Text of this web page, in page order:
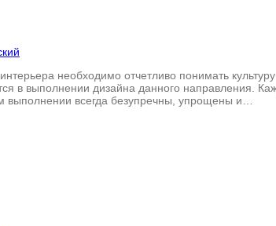
необходимо отчетливо понимать
в выполнении дизайна данного направления.
выполнении всегда безупречны, упрощены и…